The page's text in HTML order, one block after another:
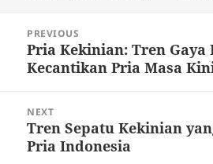
navigation
PREVIOUS
Previous
post:
Pria Kekinian: Tren
Kecantikan Pria Masa
NEXT
Next
post:
Tren Sepatu Kekinian
Pria Indonesia